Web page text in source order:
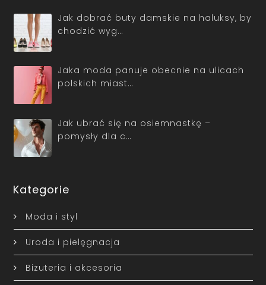
Jak dobrać buty damskie na haluksy, by
chodzić wyg…
Jaka moda panuje obecnie na ulicach
polskich miast…
Jak ubrać się na osiemnastkę –
pomysły dla c…
Kategorie
Moda i styl
Uroda i pielęgnacja
Biżuteria i akcesoria